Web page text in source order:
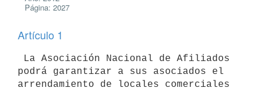
Página: 2027
Artículo 1
podrá garantizar a sus asociados el
arrendamiento de locales comerciales